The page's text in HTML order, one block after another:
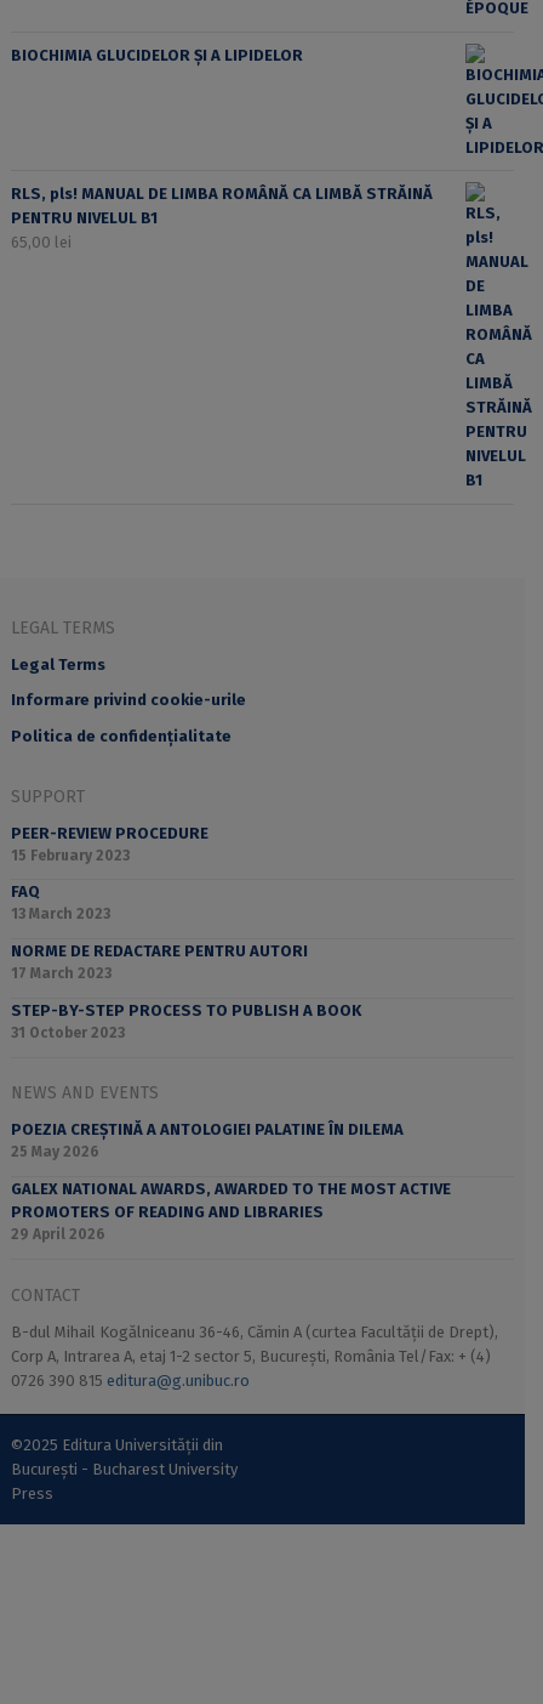
BIOCHIMIA GLUCIDELOR ȘI A LIPIDELOR
RLS, pls! MANUAL DE LIMBA ROMÂNĂ CA LIMBĂ STRĂINĂ
PENTRU NIVELUL B1
65,00 lei
LEGAL TERMS
Legal Terms
Informare privind cookie-urile
Politica de confidențialitate
SUPPORT
PEER-REVIEW PROCEDURE
15 February 2023
FAQ
13 March 2023
NORME DE REDACTARE PENTRU AUTORI
17 March 2023
STEP-BY-STEP PROCESS TO PUBLISH A BOOK
31 October 2023
NEWS AND EVENTS
POEZIA CREȘTINĂ A ANTOLOGIEI PALATINE ÎN DILEMA
25 May 2026
GALEX NATIONAL AWARDS, AWARDED TO THE MOST ACTIVE
PROMOTERS OF READING AND LIBRARIES
29 April 2026
CONTACT
B-dul Mihail Kogălniceanu 36-46, Cămin A (curtea Facultății de Drept),
Corp A, Intrarea A, etaj 1-2 sector 5, București, România Tel/Fax: + (4)
0726 390 815 editura@g.unibuc.ro
©2025 Editura Universității din
București - Bucharest University
Press